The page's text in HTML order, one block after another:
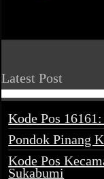
Latest Post
Kode Pos
Pondok Pinang
Kode Pos
Sukabumi